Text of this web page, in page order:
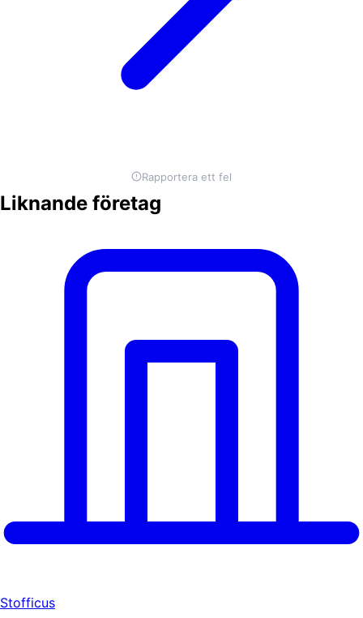
Rapportera ett fel
Liknande företag
Stofficus